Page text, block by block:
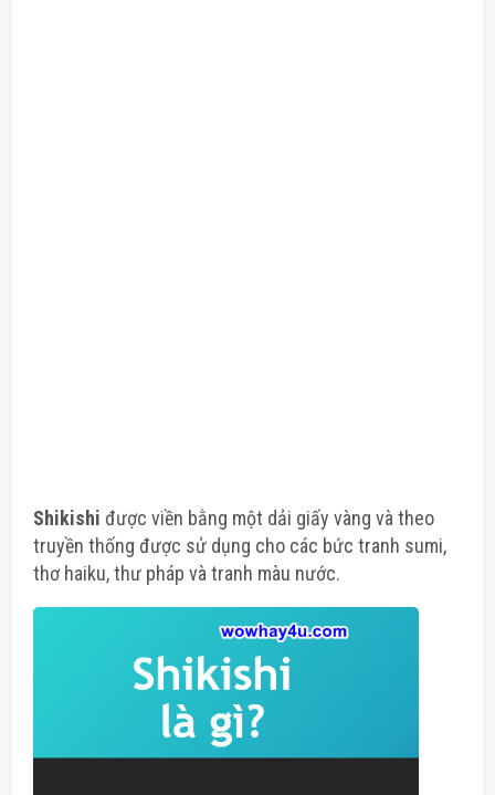
Shikishi được viền bằng một dải giấy vàng và theo
truyền thống được sử dụng cho các bức tranh sumi,
thơ haiku, thư pháp và tranh màu nước.